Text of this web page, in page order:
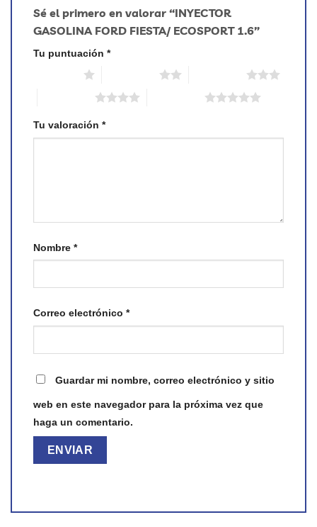
Sé el primero en valorar “INYECTOR
GASOLINA FORD FIESTA/ ECOSPORT 1.6”
Tu puntuación *
Tu valoración *
Nombre *
Correo electrónico *
Guardar mi nombre, correo electrónico y sitio
web en este navegador para la próxima vez que
haga un comentario.